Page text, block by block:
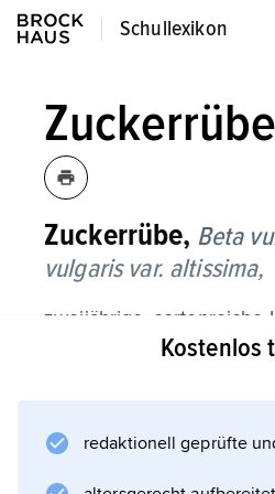
Schullexikon
Schullexikon
Zuckerrübe
Zuckerrübe, Beta
vulgaris var. altissima,
zweijährige, sortenreiche
Gemeinen Runkelrübe,
gebildete, daher fast
Kostenlos
redaktionell geprüfte